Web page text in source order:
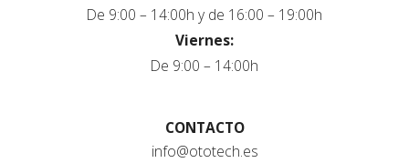
De 9:00 – 14:00h y de 16:00 – 19:00h
Viernes:
De 9:00 – 14:00h
CONTACTO
info@ototech.es